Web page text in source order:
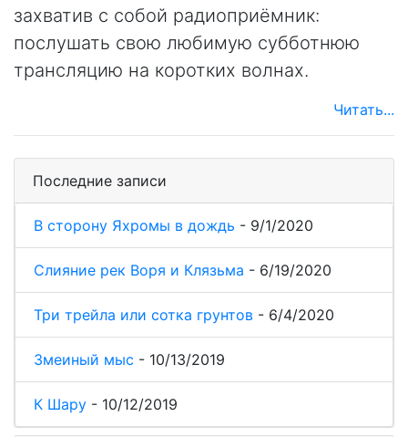
захватив с собой радиоприёмник:
послушать свою любимую субботнюю
трансляцию на коротких волнах.
Читать...
Последние записи
В сторону Яхромы в дождь - 9/1/2020
Слияние рек Воря и Клязьма - 6/19/2020
Три трейла или сотка грунтов - 6/4/2020
Змеиный мыс - 10/13/2019
К Шару - 10/12/2019